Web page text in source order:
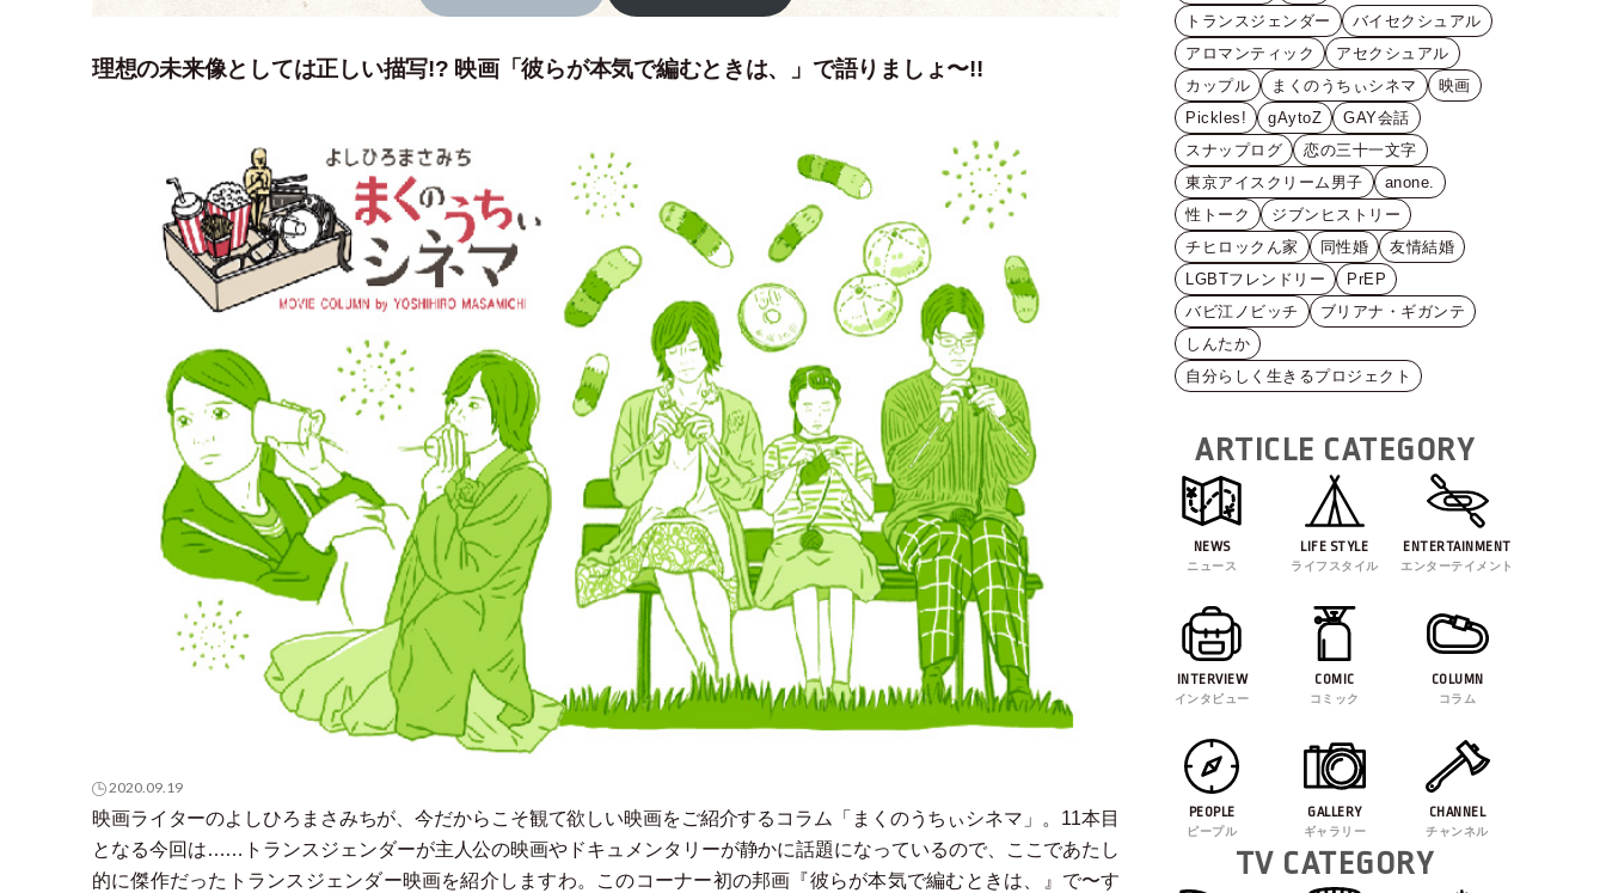
理想の未来像としては正しい描写!? 映画「彼らが本気で編むときは、」で語りましょ〜!!
2020.09.19
映画ライターのよしひろまさみちが、今だからこそ観て欲しい映画をご紹介するコラム 「 まくのうちぃシネマ 」
。11本目
となる今回は……トランスジェンダーが主人公の映画やドキュメンタリーが静かに話題になっているので、ここであたし
的に傑作だったトランスジェンダー映画を紹介しますわ。このコーナー初の邦画『彼らが本気で編むときは、』で〜す
トランスジェンダー
バイセクシュアル
アロマンティック
アセクシュアル
カップル
まくのうちぃシネマ
映画
Pickles!
gAytoZ
GAY会話
スナップログ
恋の三十一文字
東京アイスクリーム男子
anone.
性トーク
ジブンヒストリー
チヒロックん家
同性婚
友情結婚
LGBTフレンドリー
PrEP
バビ江ノビッチ
ブリアナ・ギガンテ
しんたか
自分らしく生きるプロジェクト
ARTICLE CATEGORY
NEWS
ニュース
LIFE STYLE
ライフスタイル
ENTERTAINMENT
エンターテイメント
INTERVIEW
インタビュー
COMIC
コミック
COLUMN
コラム
PEOPLE
ピープル
GALLERY
ギャラリー
CHANNEL
チャンネル
TV CATEGORY